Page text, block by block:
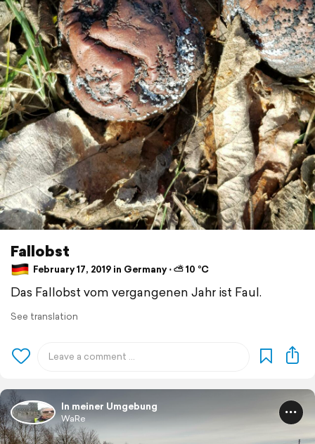
Fallobst
February 17, 2019 in Germany ⋅ ⛅ 10 °C
Das Fallobst vom vergangenen Jahr ist Faul.
See translation
In meiner Umgebung
WaRe